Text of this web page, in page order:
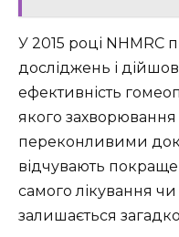
У 2015 році NHMRC
досліджень і
ефективність
якого захворювання
переконливими
відчувають
самого лікування
залишається